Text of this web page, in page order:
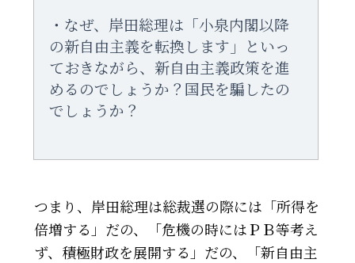
・なぜ、岸田総理は「小泉内閣以降
の新自由主義を転換します」といっ
ておきながら、新自由主義政策を進
めるのでしょうか？国民を騙したの
でしょうか？
つまり、岸田総理は総裁選の際には「所得を
倍増する」だの、「危機の時にはＰＢ等考え
ず、積極財政を展開する」だの、「新自由主